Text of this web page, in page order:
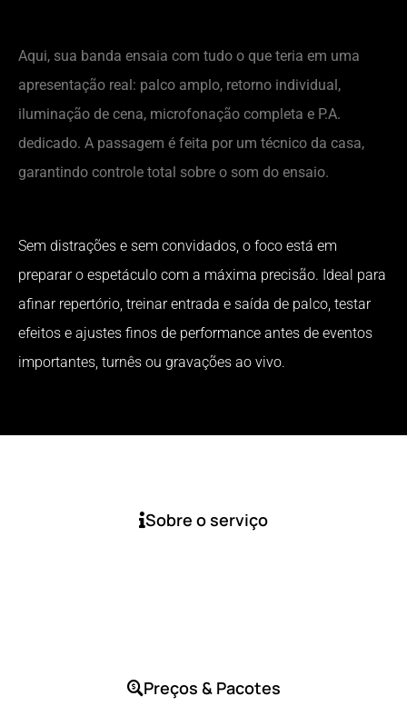
Aqui, sua banda ensaia com tudo o que teria em uma
apresentação real: palco amplo, retorno individual,
iluminação de cena, microfonação completa e P.A.
dedicado. A passagem é feita por um técnico da casa,
garantindo controle total sobre o som do ensaio.
Sem distrações e sem convidados, o foco está em
preparar o espetáculo com a máxima precisão. Ideal para
afinar repertório, treinar entrada e saída de palco, testar
efeitos e ajustes finos de performance antes de eventos
importantes, turnês ou gravações ao vivo.
Sobre o serviço
Preços & Pacotes